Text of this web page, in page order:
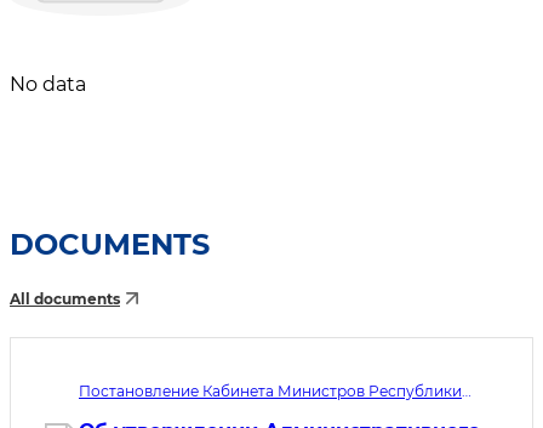
No data
DOCUMENTS
All documents
Постановление Кабинета Министров Республики